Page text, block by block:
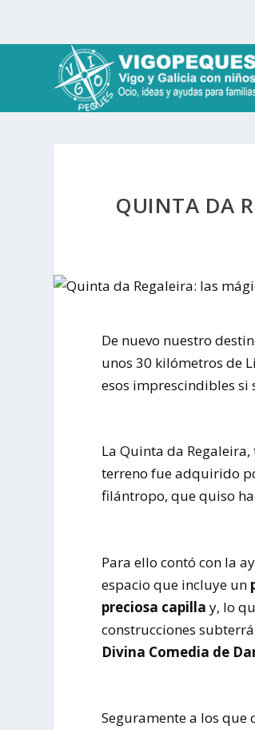
QUINTA DA
De nuevo nuestro
unos 30 kilómetros de
esos imprescindibles si
La Quinta da
terreno fue adquirido
filántropo, que quiso
Para ello contó con la
espacio que incluye un
preciosa capilla y, lo
construcciones
Divina Comedia de
Seguramente a los que